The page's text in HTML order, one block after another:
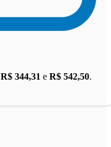
R$ 344,31 e R$ 542,50.